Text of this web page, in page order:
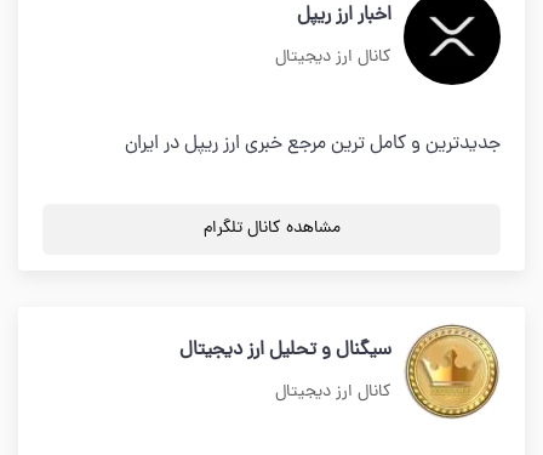
اخبار ارز ریپل
کانال ارز دیجیتال
جدیدترین و کامل ترین مرجع خبری ارز ریپل در ایران
مشاهده کانال تلگرام
سیگنال و تحلیل ارز دیجیتال
کانال ارز دیجیتال